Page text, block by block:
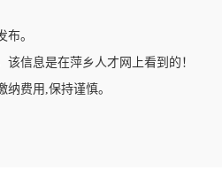
布。
该信息是在萍乡人才网上看到的！
纳费用,保持谨慎。